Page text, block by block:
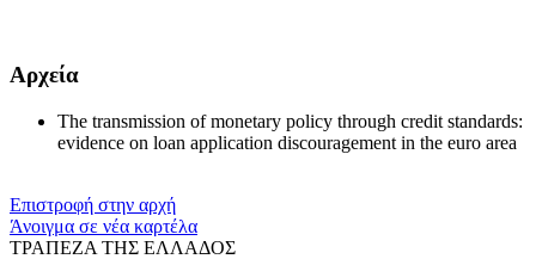
Αρχεία
The transmission of monetary policy through credit standards:
evidence on loan application discouragement in the euro area
Επιστροφή στην αρχή
Άνοιγμα σε νέα καρτέλα
ΤΡΑΠΕΖΑ ΤΗΣ ΕΛΛΑΔΟΣ